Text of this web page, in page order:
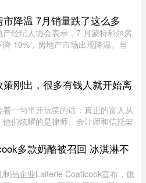
周一颁布的一项判决中，法官
批准了 Ai ...
降温 7月销量跌了这么多
产经纪人协会表示，7 月蒙特利尔房
降 10%，房地产市场出现降温。当
型以及各 ...
刚出，很多有钱人就开始离
着一句半开玩笑的话：真正的富人从
们炫耀的是律师、会计师和信托架
可最近这段日子，笔者听说一个奇
些身家不菲 ...
多款奶酪被召回 冰淇淋不
制品企业Laiterie Coaticook宣布，旗